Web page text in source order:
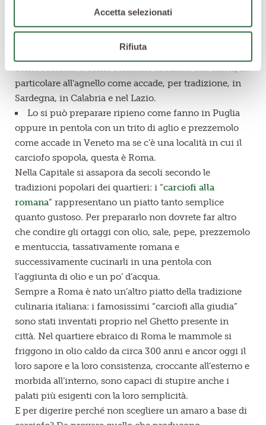
Accetta selezionati
Rifiuta
di pane della crema di carciofo oppure preparare un
piatto freddo con affettati e carciofini sott’olio.
come secondo o come contorno abbinato allacarne, in
particolare all’agnello come accade, per tradizione, in
Sardegna, in Calabria e nel Lazio.
Lo si può preparare ripieno come fanno in Puglia
oppure in pentola con un trito di aglio e prezzemolo
come accade in Veneto ma se c’è una località in cui il
carciofo spopola, questa è Roma.
Nella Capitale si assapora da secoli secondo le
tradizioni popolari dei quartieri: i “carciofi alla
romana” rappresentano un piatto tanto semplice
quanto gustoso. Per prepararlo non dovrete far altro
che condire gli ortaggi con olio, sale, pepe, prezzemolo
e mentuccia, tassativamente romana e
successivamente cucinarli in una pentola con
l’aggiunta di olio e un po’ d’acqua.
Sempre a Roma è nato un’altro piatto della tradizione
culinaria italiana: i famosissimi “carciofi alla giudia”
sono stati inventati proprio nel Ghetto presente in
città. Nel quartiere ebraico di Roma le mammole si
friggono in olio caldo da circa 300 anni e ancor oggi il
loro sapore e la loro consistenza, croccante all’esterno e
morbida all’interno, sono capaci di stupire anche i
palati più esigenti con la loro semplicità.
E per digerire perché non scegliere un amaro a base di